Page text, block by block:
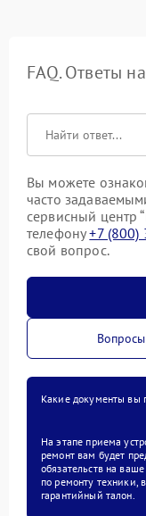
FAQ. Ответы
Вы можете
часто
сервисный центр
телефону+7
свой вопрос.
Какие документы вы
На этапе приема
ремонт вам будет
обязательств на
по ремонту техники,
гарантийный талон.